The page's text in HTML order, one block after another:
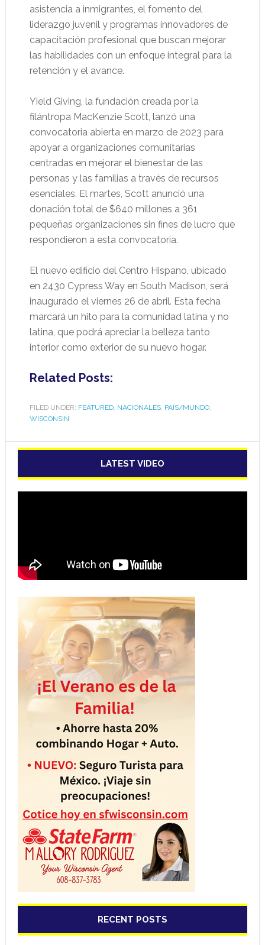
asistencia a inmigrantes, el fomento del
liderazgo juvenil y programas innovadores de
capacitación profesional que buscan mejorar
las habilidades con un enfoque integral para la
retención y el avance.
Yield Giving, la fundación creada por la
filántropa MacKenzie Scott, lanzó una
convocatoria abierta en marzo de 2023 para
apoyar a organizaciones comunitarias
centradas en mejorar el bienestar de las
personas y las familias a través de recursos
esenciales. El martes, Scott anunció una
donación total de $640 millones a 361
pequeñas organizaciones sin fines de lucro que
respondieron a esta convocatoria.
El nuevo edificio del Centro Hispano, ubicado
en 2430 Cypress Way en South Madison, será
inaugurado el viernes 26 de abril. Esta fecha
marcará un hito para la comunidad latina y no
latina, que podrá apreciar la belleza tanto
interior como exterior de su nuevo hogar.
Related Posts:
FILED UNDER: FEATURED, NACIONALES, PAÍS/MUNDO,
WISCONSIN
LATEST VIDEO
RECENT POSTS